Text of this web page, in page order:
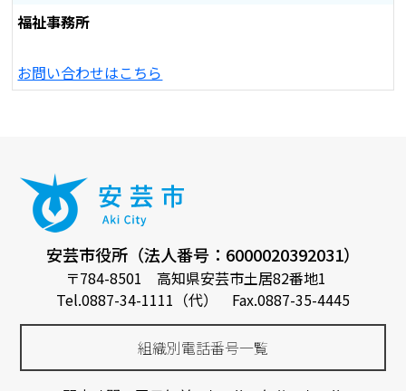
福祉事務所
お問い合わせはこちら
安芸市役所（法人番号：6000020392031）
〒784-8501 高知県安芸市土居82番地1
Tel.0887-34-1111（代） Fax.0887-35-4445
組織別電話番号一覧